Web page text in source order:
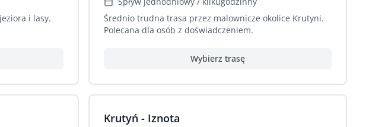
i lasy.
Średnio trudna trasa przez malownicze okolice Krutyni.
Polecana dla osób z doświadczeniem.
Wybierz trasę
Krutyń - Iznota